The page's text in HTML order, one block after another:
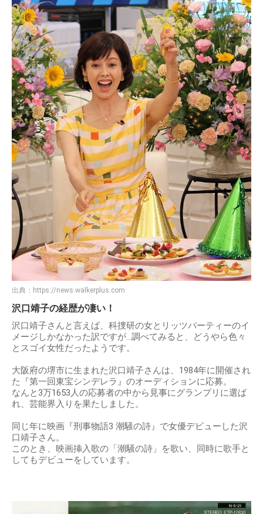
出典： https://news.walkerplus.com
沢口靖子の経歴が凄い！
沢口靖子さんと言えば、科捜研の女とリッツパーティーのイ
メージしかなかった訳ですが…調べてみると、どうやら色々
とスゴイ女性だったようです。
大阪府の堺市に生まれた沢口靖子さんは、1984年に開催され
た『第一回東宝シンデレラ』のオーディションに応募。
なんと3万1653人の応募者の中から見事にグランプリに選ば
れ、芸能界入りを果たしました。
同じ年に映画『刑事物語3 潮騒の詩』で女優デビューした沢
口靖子さん。
このとき、映画挿入歌の「潮騒の詩」を歌い、同時に歌手と
してもデビューをしています。